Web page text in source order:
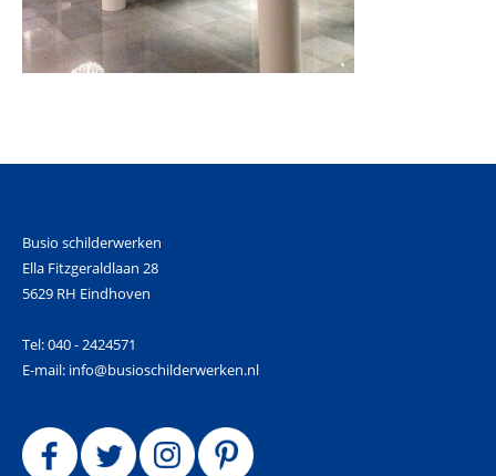
Busio schilderwerken
Ella Fitzgeraldlaan 28
5629 RH Eindhoven
Tel: 040 - 2424571
E-mail: info@busioschilderwerken.nl